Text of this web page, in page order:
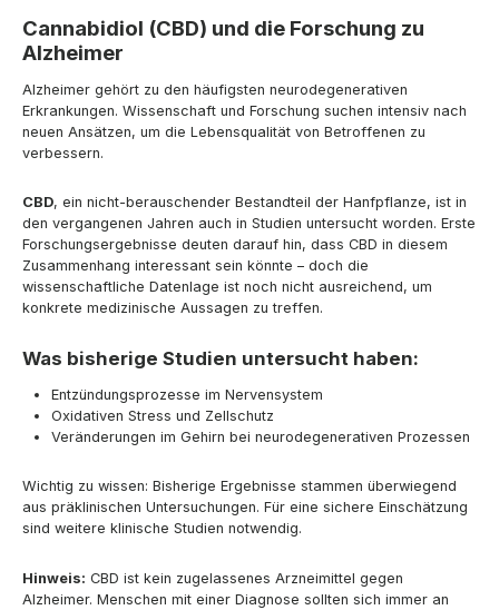
Cannabidiol (CBD) und die Forschung zu
Alzheimer
Alzheimer gehört zu den häufigsten neurodegenerativen
Erkrankungen. Wissenschaft und Forschung suchen intensiv nach
neuen Ansätzen, um die Lebensqualität von Betroffenen zu
verbessern.
CBD, ein nicht-berauschender Bestandteil der Hanfpflanze, ist in
den vergangenen Jahren auch in Studien untersucht worden. Erste
Forschungsergebnisse deuten darauf hin, dass CBD in diesem
Zusammenhang interessant sein könnte – doch die
wissenschaftliche Datenlage ist noch nicht ausreichend, um
konkrete medizinische Aussagen zu treffen.
Was bisherige Studien untersucht haben:
Entzündungsprozesse im Nervensystem
Oxidativen Stress und Zellschutz
Veränderungen im Gehirn bei neurodegenerativen Prozessen
Wichtig zu wissen: Bisherige Ergebnisse stammen überwiegend
aus präklinischen Untersuchungen. Für eine sichere Einschätzung
sind weitere klinische Studien notwendig.
Hinweis: CBD ist kein zugelassenes Arzneimittel gegen
Alzheimer. Menschen mit einer Diagnose sollten sich immer an